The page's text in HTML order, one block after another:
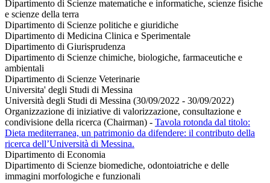
Dipartimento di Scienze matematiche e informatiche, scienze fisiche
e scienze della terra
Dipartimento di Scienze politiche e giuridiche
Dipartimento di Medicina Clinica e Sperimentale
Dipartimento di Giurisprudenza
Dipartimento di Scienze chimiche, biologiche, farmaceutiche e
ambientali
Dipartimento di Scienze Veterinarie
Universita' degli Studi di Messina
Università degli Studi di Messina (30/09/2022 - 30/09/2022)
Organizzazione di iniziative di valorizzazione, consultazione e
condivisione della ricerca (Chairman) - Tavola rotonda dal titolo:
Dieta mediterranea, un patrimonio da difendere: il contributo della
ricerca dell’Università di Messina.
Dipartimento di Economia
Dipartimento di Scienze biomediche, odontoiatriche e delle
immagini morfologiche e funzionali